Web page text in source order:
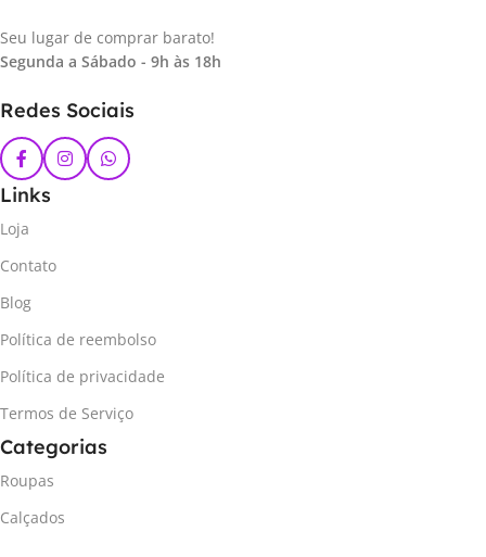
Seu lugar de comprar barato!
Segunda a Sábado - 9h às 18h
Redes Sociais
Links
Loja
Contato
Blog
Política de reembolso
Política de privacidade
Termos de Serviço
Categorias
Roupas
Calçados